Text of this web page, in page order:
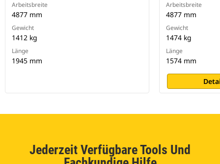
Arbeitsbreite
4877 mm
Gewicht
1412 kg
Länge
1945 mm
Arbeitsbreite
4877 mm
Gewicht
1474 kg
Länge
1574 mm
Jederzeit Verfügbare Tools Und